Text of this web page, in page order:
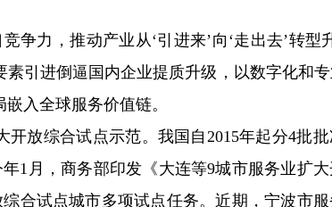
争力，推动产业从‘引进来’向‘走出去’转型
引进倒逼国内企业提质升级，以数字化和
入全球服务价值链。
放综合试点示范。我国自2015年起分4批
1月，商务部印发《大连等9城市服务业扩
合试点城市多项试点任务。近期，宁波市